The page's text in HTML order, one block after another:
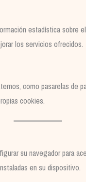
estadística sobre
los servicios ofrecidos.
como pasarelas de
cookies.
su navegador para
en su dispositivo.